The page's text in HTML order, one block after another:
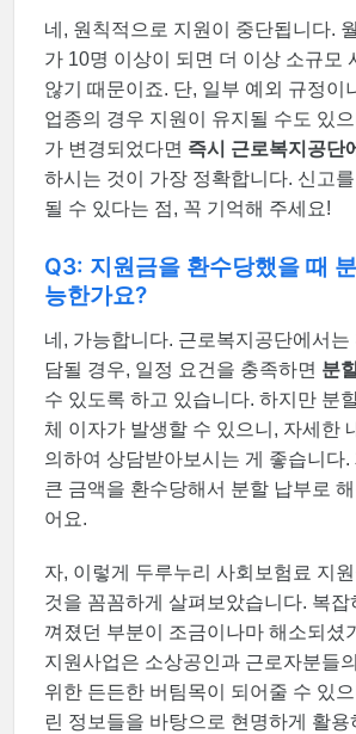
네, 원칙적으로 지원이 중단됩니다.
가 10명 이상이 되면 더 이상 소규모
않기 때문이죠. 단, 일부 예외 규정이
업종의 경우 지원이 유지될 수도 있
가 변경되었다면 즉시 근로복지공단
하시는 것이 가장 정확합니다. 신고
될 수 있다는 점, 꼭 기억해 주세요!
Q3: 지원금을 환수당했을 때
능한가요?
네, 가능합니다. 근로복지공단에서는
담될 경우, 일정 요건을 충족하면 분
수 있도록 하고 있습니다. 하지만 분
체 이자가 발생할 수 있으니, 자세한
의하여 상담받아보시는 게 좋습니다.
큰 금액을 환수당해서 분할 납부로
어요.
자, 이렇게 두루누리 사회보험료 지
것을 꼼꼼하게 살펴보았습니다. 복잡
껴졌던 부분이 조금이나마 해소되셨
지원사업은 소상공인과 근로자분들
위한 든든한 버팀목이 되어줄 수 있
린 정보들을 바탕으로 현명하게 활용